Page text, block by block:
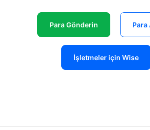
Para Gönderin Para
İşletmeler için Wise